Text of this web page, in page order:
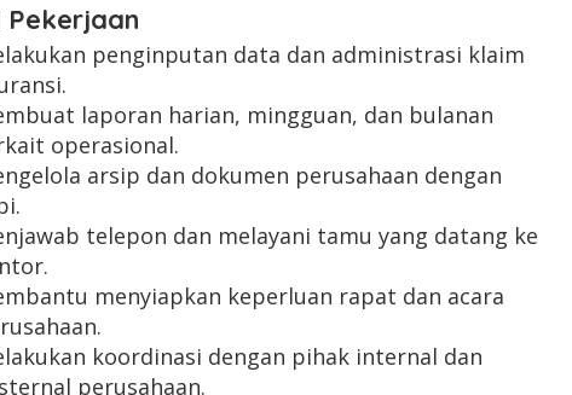
Pekerjaan
penginputan data dan administrasi klaim
laporan harian, mingguan, dan bulanan
operasional.
arsip dan dokumen perusahaan dengan
telepon dan melayani tamu yang datang ke
menyiapkan keperluan rapat dan acara
koordinasi dengan pihak internal dan
perusahaan.